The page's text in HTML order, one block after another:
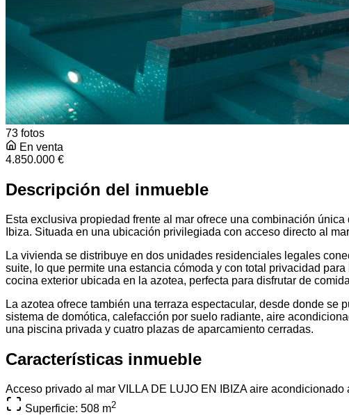
73 fotos
En venta
4.850.000 €
Descripción del inmueble
Esta exclusiva propiedad frente al mar ofrece una combinación
Ibiza. Situada en una ubicación privilegiada con acceso directo al
La vivienda se distribuye en dos unidades residenciales legales
suite, lo que permite una estancia cómoda y con total privacidad
cocina exterior ubicada en la azotea, perfecta para disfrutar de
La azotea ofrece también una terraza espectacular, desde donde
sistema de domótica, calefacción por suelo radiante, aire
una piscina privada y cuatro plazas de aparcamiento cerradas.
Características inmueble
Acceso privado al mar VILLA DE LUJO EN IBIZAaire acondicionado
Superficie: 508 m2